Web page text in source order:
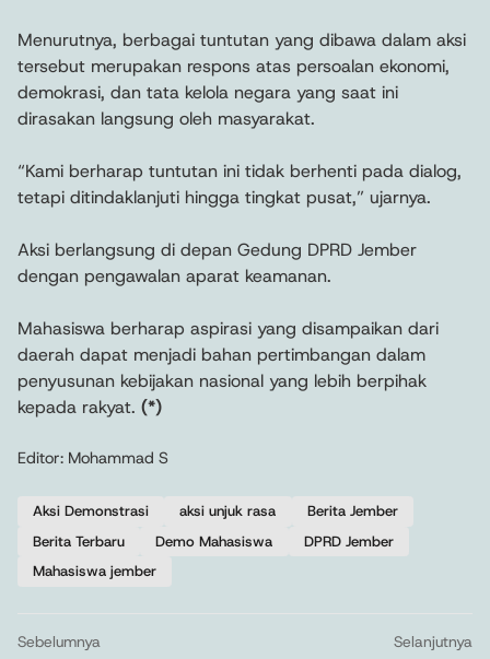
Menurutnya, berbagai tuntutan yang dibawa dalam aksi
tersebut merupakan respons atas persoalan ekonomi,
demokrasi, dan tata kelola negara yang saat ini
dirasakan langsung oleh masyarakat.
“Kami berharap tuntutan ini tidak berhenti pada dialog,
tetapi ditindaklanjuti hingga tingkat pusat,” ujarnya.
Aksi berlangsung di depan Gedung DPRD Jember
dengan pengawalan aparat keamanan.
Mahasiswa berharap aspirasi yang disampaikan dari
daerah dapat menjadi bahan pertimbangan dalam
penyusunan kebijakan nasional yang lebih berpihak
kepada rakyat. (*)
Editor: Mohammad S
Aksi Demonstrasi aksi unjuk rasa
Berita Jember
Berita Terbaru
Demo Mahasiswa
DPRD Jember
Mahasiswa jember
Sebelumnya
Selanjutnya